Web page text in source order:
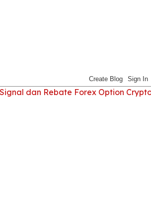
dan Rebate Forex Option